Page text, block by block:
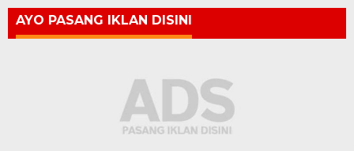
AYO PASANG IKLAN DISINI